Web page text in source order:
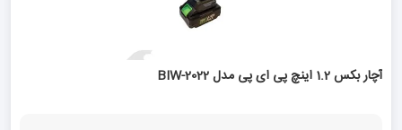
آچار بکس 1.2 اینچ پی ای پی مدل BIW-2022